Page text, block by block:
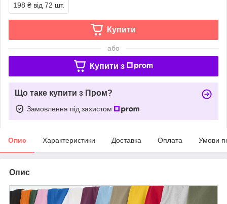
198 ₴ від 72 шт.
Купити
або
Купити з
Що таке купити з Пром?
Замовлення під захистом
Опис Характеристики Доставка Оплата Умови
Опис